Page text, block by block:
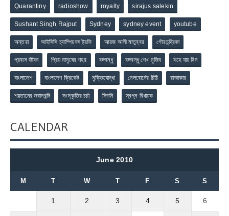
Quarantiny radioshow royalty sirajus salekin
Sushant Singh Rajput Sydney sydney event youtube
অন্তরা আইসিসি চ্যাম্পিয়নস ট্রফি আরজ আলী মাতুব্বর গৌরচন্দ্রিকা
প্রবাস জীবন প্রিয় মানুষের শহর বঙ্গবন্ধু বঙ্গবন্ধু শেখ মুজিব বহে যায় দিন
বাংলাদেশ বাংলাদেশ ক্রিকেট মুক্তিযোদ্ধা মেলবোর্নের চিঠি রাজাকার
শয়তানের জবানবন্দি সংস্কৃতির চর্চা সিডনি স্বপ্ন-বিধায়ক
CALENDAR
June 2010
M T W T F S S
1 2 3 4 5 6